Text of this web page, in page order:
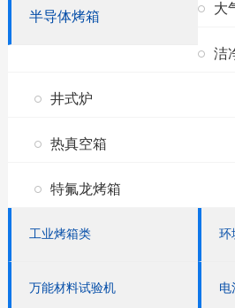
半导体烤箱
大
洁
井式炉
热真空箱
特氟龙烤箱
工业烤箱类 环
万能材料试验机 电